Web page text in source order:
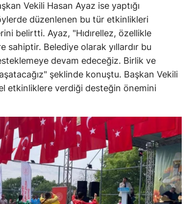
Vekili Hasan Ayaz ise yaptığı
düzenlenen bu tür etkinlikleri
belirtti. Ayaz, "Hıdırellez, özellikle
sahiptir. Belediye olarak yıllardır bu
devam edeceğiz. Birlik ve
şeklinde konuştu. Başkan Vekili
etkinliklere verdiği desteğin önemini